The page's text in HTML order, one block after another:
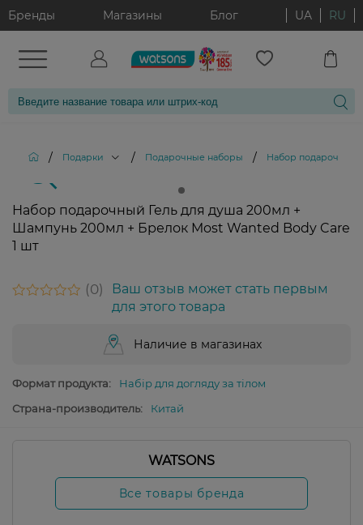
Бренды Магазины Блог UA RU
/ Подарки / Подарочные наборы / Набор подарочный
Набор подарочный Гель для душа 200мл +
Шампунь 200мл + Брелок Most Wanted Body Care
1 шт
0
Ваш отзыв может стать первым
для этого товара
Наличие в магазинах
Формат продукта:
Набір для догляду за тілом
Страна-производитель:
Китай
WATSONS
Все товары бренда